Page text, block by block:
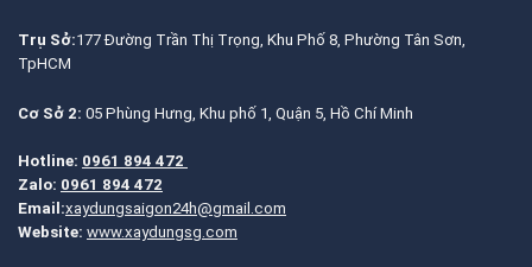
Trụ Sở:177 Đường Trần Thị Trọng, Khu Phố 8, Phường Tân Sơn,
TpHCM
Cơ Sở 2: 05 Phùng Hưng, Khu phố 1, Quận 5, Hồ Chí Minh
Hotline: 0961 894 472
Zalo: 0961 894 472
Email:xaydungsaigon24h@gmail.com
Website: www.xaydungsg.com